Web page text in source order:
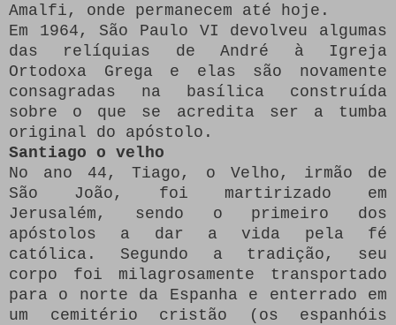
Amalfi, onde permanecem até hoje.
Em 1964, São Paulo VI devolveu algumas
das relíquias de André à Igreja
Ortodoxa Grega e elas são novamente
consagradas na basílica construída
sobre o que se acredita ser a tumba
original do apóstolo.
Santiago o velho
No ano 44, Tiago, o Velho, irmão de
São João, foi martirizado em
Jerusalém, sendo o primeiro dos
apóstolos a dar a vida pela fé
católica.
Segundo a tradição, seu
corpo foi milagrosamente transportado
para o norte da Espanha e enterrado em
um cemitério cristão (os espanhóis